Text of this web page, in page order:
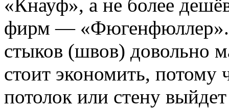
«Кнауф», а не более
фирм — «Фюгенфюллер».
стыков (швов) довольно
стоит экономить, потому
потолок или стену